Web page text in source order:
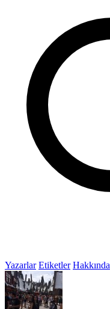
Yazarlar Etiketler Hakkında